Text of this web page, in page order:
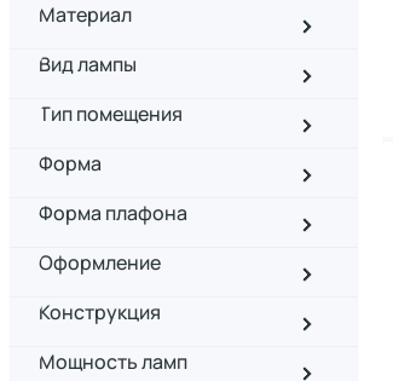
Материал
Вид лампы
Тип помещения
Форма
Форма плафона
Оформление
Конструкция
Мощность ламп